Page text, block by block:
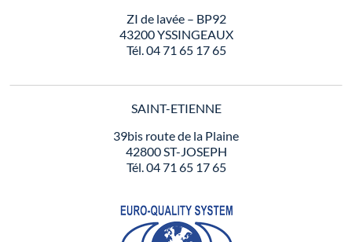
ZI de lavée – BP92
43200 YSSINGEAUX
Tél. 04 71 65 17 65
SAINT-ETIENNE
39bis route de la Plaine
42800 ST-JOSEPH
Tél. 04 71 65 17 65